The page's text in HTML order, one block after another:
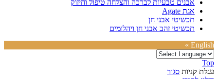
אבנים טבעיות לברכה והצלחה טיפול וחיזוק
אגת Agate
תכשיטי אבני חן
תכשיטי זהב אבני חן ויהלומים
English »
Top
עגלת קניות סגור